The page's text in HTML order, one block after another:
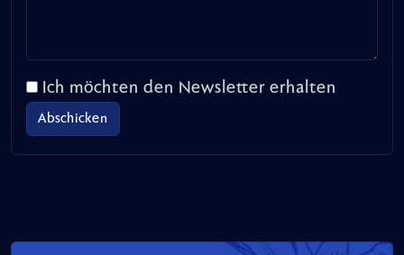
Ich möchten den Newsletter erhalten